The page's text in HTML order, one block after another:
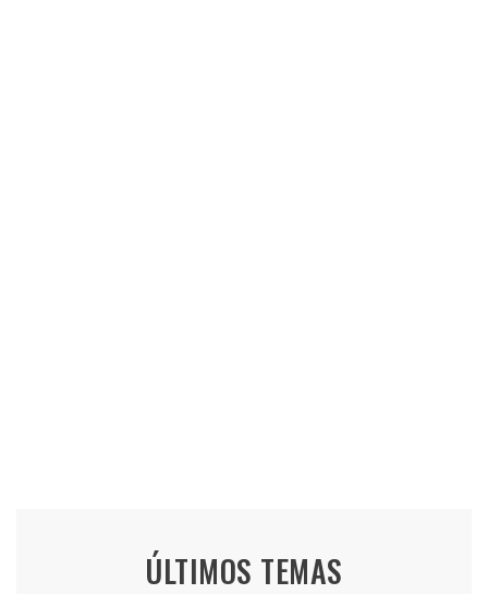
ÚLTIMOS TEMAS